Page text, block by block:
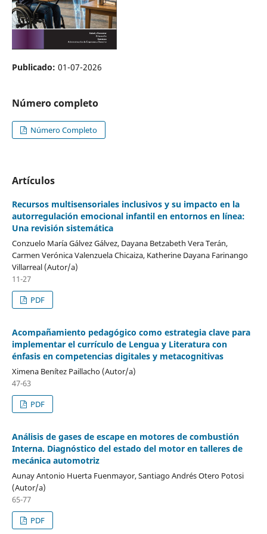
Publicado: 01-07-2026
Número completo
Número Completo
Artículos
Recursos multisensoriales inclusivos y su impacto en la
autorregulación emocional infantil en entornos en línea:
Una revisión sistemática
Conzuelo María Gálvez Gálvez, Dayana Betzabeth Vera Terán,
Carmen Verónica Valenzuela Chicaiza, Katherine Dayana Farinango
Villarreal (Autor/a)
11-27
PDF
Acompañamiento pedagógico como estrategia clave para
implementar el currículo de Lengua y Literatura con
énfasis en competencias digitales y metacognitivas
Ximena Benítez Paillacho (Autor/a)
47-63
PDF
Análisis de gases de escape en motores de combustión
Interna. Diagnóstico del estado del motor en talleres de
mecánica automotriz
Aunay Antonio Huerta Fuenmayor, Santiago Andrés Otero Potosi
(Autor/a)
65-77
PDF